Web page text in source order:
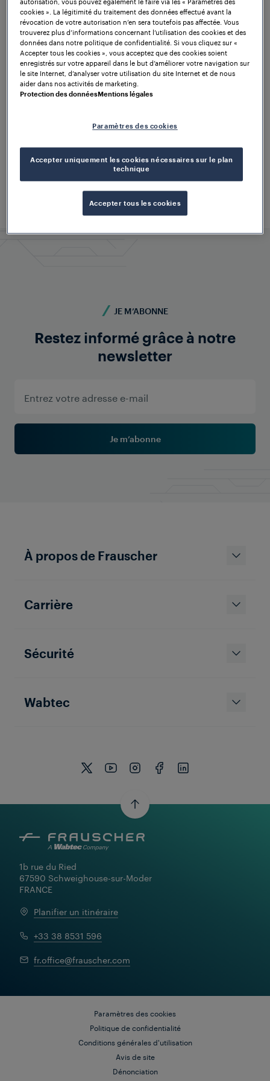
réussi
Vous vous êtes désabonné avec succès de notre
newsletter. Nous nous réjouissons de vous accueillir
à nouveau parmi nos lecteurs.
Si vous vous êtes désabonné par erreur, vous
pouvez vous réabonner ici.
JE M’ABONNE
Restez informé grâce à notre
newsletter
Je m’abonne
À propos de Frauscher
Carrière
Sécurité
Wabtec
1b rue du Ried
67590 Schweighouse-sur-Moder
FRANCE
Planifier un itinéraire
+33 38 8531 596
fr.office@frauscher.com
Paramètres des cookies
Politique de confidentialité
Conditions générales d'utilisation
Avis de site
Dénonciation
cookies ». La légitimité du traitement des données effectué avant la
révocation de votre autorisation n’en sera toutefois pas affectée. Vous
trouverez plus d’informations concernant l’utilisation des cookies et des
données dans notre politique de confidentialité. Si vous cliquez sur «
Accepter tous les cookies », vous acceptez que des cookies soient
enregistrés sur votre appareil dans le but d’améliorer votre navigation sur
le site Internet, d’analyser votre utilisation du site Internet et de nous
aider dans nos activités de marketing.
Protection des donnéesMentions légales
Paramètres des cookies
Accepter uniquement les cookies nécessaires sur le plan
technique
Accepter tous les cookies